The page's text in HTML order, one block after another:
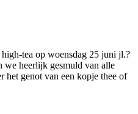
tea op woensdag 25 juni jl.?
we heerlijk gesmuld van alle
het genot van een kopje thee of